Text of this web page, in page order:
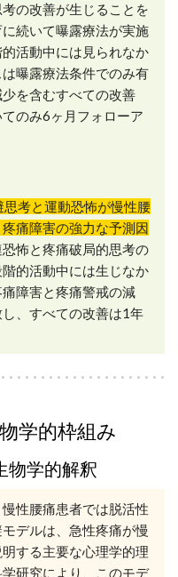
の改善が生じることを
続いて曝露療法が実施
活動中には見られなか
曝露療法条件でのみ有
を含むすべての改善
のみ6ヶ月フォローア
思考と運動恐怖が慢性腰
痛障害の強力な予測因
怖と疼痛破局的思考の
的活動中には生じなか
障害と疼痛警戒の減
、すべての改善は1年
学的枠組み
物学的解釈
性腰痛患者では脱活性
デルは、急性疼痛が慢
する主要な心理学的理
研究により、このモデ